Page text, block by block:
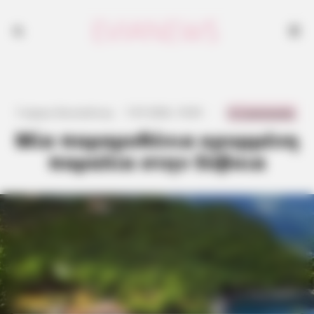
Μία παραμυθένια κρυμμένη
παραλία στην Εύβοια